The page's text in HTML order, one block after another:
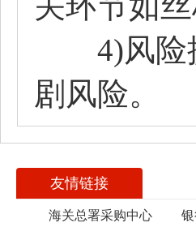
4)风险提
剧风险。
友情链接
海关总署采购中心